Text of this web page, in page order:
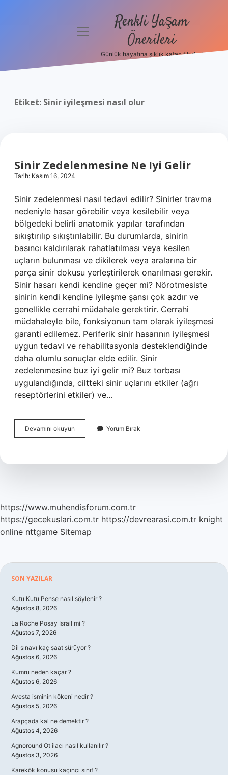
Politikası
menüyü
Renkli Yaşam
Önerileri
Günlük hayatına şıklık katan fikirler!
Etiket: Sinir iyileşmesi nasıl olur
Sinir Zedelenmesine Ne Iyi Gelir
Tarih: Kasım 16, 2024
Sinir zedelenmesi nasıl tedavi edilir? Sinirler travma
nedeniyle hasar görebilir veya kesilebilir veya
bölgedeki belirli anatomik yapılar tarafından
sıkıştırılıp sıkıştırılabilir. Bu durumlarda, sinirin
basıncı kaldırılarak rahatlatılması veya kesilen
uçların bulunması ve dikilerek veya aralarına bir
parça sinir dokusu yerleştirilerek onarılması gerekir.
Sinir hasarı kendi kendine geçer mi? Nörotmesiste
sinirin kendi kendine iyileşme şansı çok azdır ve
genellikle cerrahi müdahale gerektirir. Cerrahi
müdahaleyle bile, fonksiyonun tam olarak iyileşmesi
garanti edilemez. Periferik sinir hasarının iyileşmesi
uygun tedavi ve rehabilitasyonla desteklendiğinde
daha olumlu sonuçlar elde edilir. Sinir
zedelenmesine buz iyi gelir mi? Buz torbası
uygulandığında, ciltteki sinir uçlarını etkiler (ağrı
reseptörlerini etkiler) ve…
Devamını okuyun
Zedelenmesine
Gelir
Yorum Bırak
https://www.muhendisforum.com.tr
https://gecekuslari.com.tr https://devrearasi.com.tr knight
online nttgame Sitemap
Sidebar
SON YAZILAR
Kutu Kutu Pense nasıl söylenir ?
Ağustos 8, 2026
La Roche Posay İsrail mi ?
Ağustos 7, 2026
Dil sınavı kaç saat sürüyor ?
Ağustos 6, 2026
Kumru neden kaçar ?
Ağustos 6, 2026
Avesta isminin kökeni nedir ?
Ağustos 5, 2026
Arapçada kal ne demektir ?
Ağustos 4, 2026
Agnoround Ot ilacı nasıl kullanılır ?
Ağustos 3, 2026
Karekök konusu kaçıncı sınıf ?